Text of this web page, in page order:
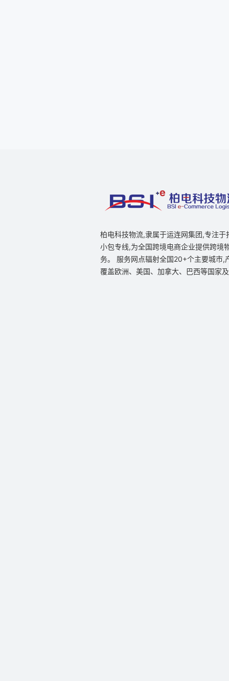
柏电科技物流,隶属于运连网集团,专注于
小包专线,为全国跨境电商企业提供跨境
务。 服务网点辐射全国20+个主要城市,
覆盖欧洲、美国、加拿大、巴西等国家